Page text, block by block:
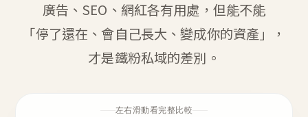
廣告、SEO、網紅各有用處，但能不能
「停了還在、會自己長大、變成你的資產」，
才是鐵粉私域的差別。
左右滑動看完整比較